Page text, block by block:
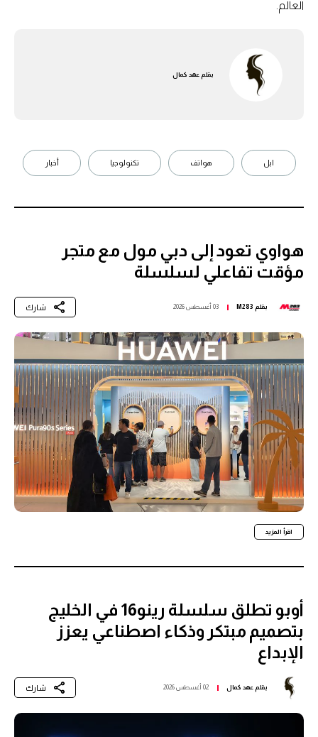
العالم.
بقلم عهد كمال
ابل هواتف تكنولوجيا أخبار
هواوي تعود إلى دبي مول مع متجر
مؤقت تفاعلي لسلسلة
بقلم M283 03 أغسطس 2026 شارك
اقرأ المزيد
أوبو تطلق سلسلة رينو16 في الخليج
بتصميم مبتكر وذكاء اصطناعي يعزز
الإبداع
بقلمعهد كمال 02 أغسطس 2026 شارك